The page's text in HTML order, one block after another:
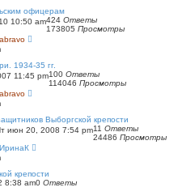
офицерам
10:50 am424 Ответы
173805 Просмотры
abravo
1934-35 гг.
11:45 pm100 Ответы
114046 Просмотры
abravo
Выборгской крепости
июн 20, 2008 7:54 pm11 Ответы
24486 Просмотры
ИринаК
крепости
8:38 am0 Ответы